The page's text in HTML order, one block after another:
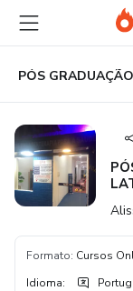
para
conteúdo
principal
para
pagamento
para
rodapé
Formato: Cursos
Idioma: